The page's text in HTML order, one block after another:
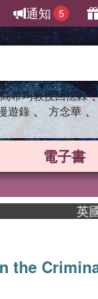
通知 5
高希均教授回憶錄
遊錄 、 方念華 、
電子書
英國出
the